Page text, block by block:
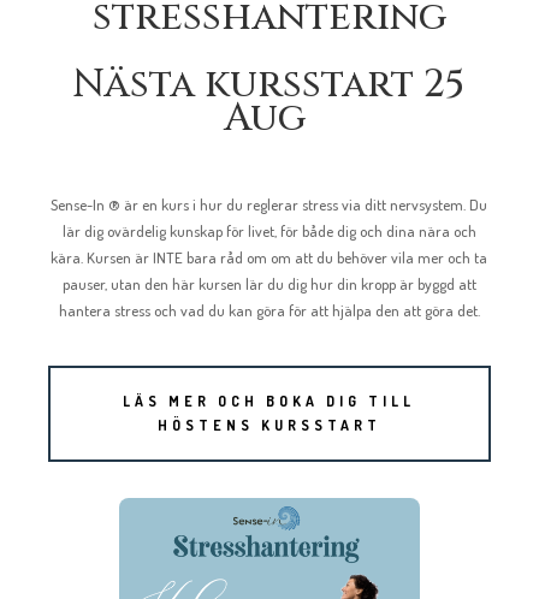
stresshantering
Nästa kursstart 25
Aug
Sense-In ® är en kurs i hur du reglerar stress via ditt nervsystem. Du
lär dig ovärdelig kunskap för livet, för både dig och dina nära och
kära. Kursen är INTE bara råd om om att du behöver vila mer och ta
pauser, utan den här kursen lär du dig hur din kropp är byggd att
hantera stress och vad du kan göra för att hjälpa den att göra det.
LÄS MER OCH BOKA DIG TILL
HÖSTENS KURSSTART